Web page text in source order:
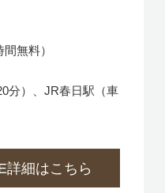
無料）
分）、JR春日駅（車
詳細はこちら